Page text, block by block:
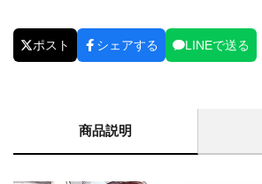
ポスト シェアする LINEで送る
商品説明